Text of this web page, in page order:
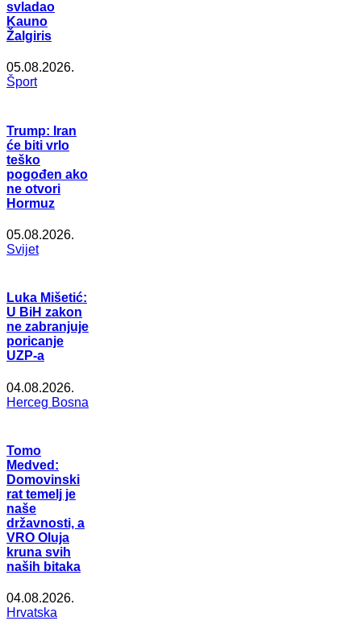
svladao
Kauno
Žalgiris
05.08.2026.
Šport
Trump: Iran
će biti vrlo
teško
pogođen ako
ne otvori
Hormuz
05.08.2026.
Svijet
Luka Mišetić:
U BiH zakon
ne zabranjuje
poricanje
UZP-a
04.08.2026.
Herceg Bosna
Tomo
Medved:
Domovinski
rat temelj je
naše
državnosti, a
VRO Oluja
kruna svih
naših bitaka
04.08.2026.
Hrvatska